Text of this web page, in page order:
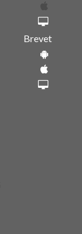
Brevet